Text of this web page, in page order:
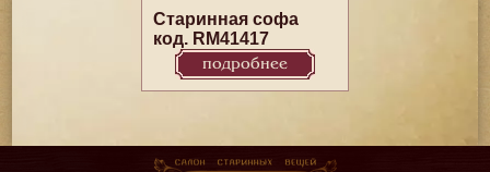
Старинная софа
код. RM41417
подробнее